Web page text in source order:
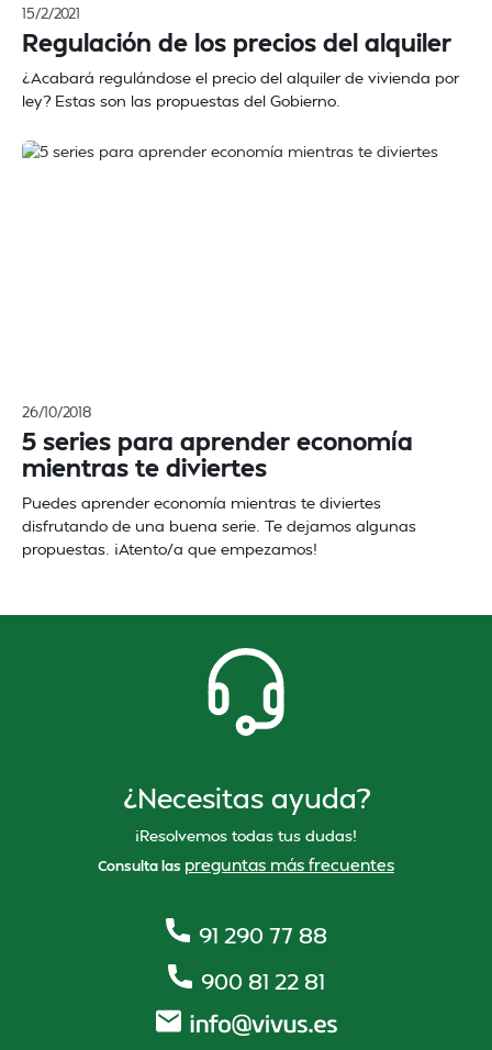
15/2/2021
Regulación de los precios del alquiler
¿Acabará regulándose el precio del alquiler de vivienda por
ley? Estas son las propuestas del Gobierno.
26/10/2018
5 series para aprender economía
mientras te diviertes
Puedes aprender economía mientras te diviertes
disfrutando de una buena serie. Te dejamos algunas
propuestas. ¡Atento/a que empezamos!
¿Necesitas ayuda?
¡Resolvemos todas tus dudas!
Consulta las preguntas más frecuentes
91 290 77 88
900 81 22 81